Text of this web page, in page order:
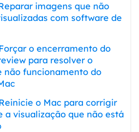
imagens que não
com software de
o encerramento do
para resolver o
não funcionamento do
o Mac para corrigir
a visualização que não está